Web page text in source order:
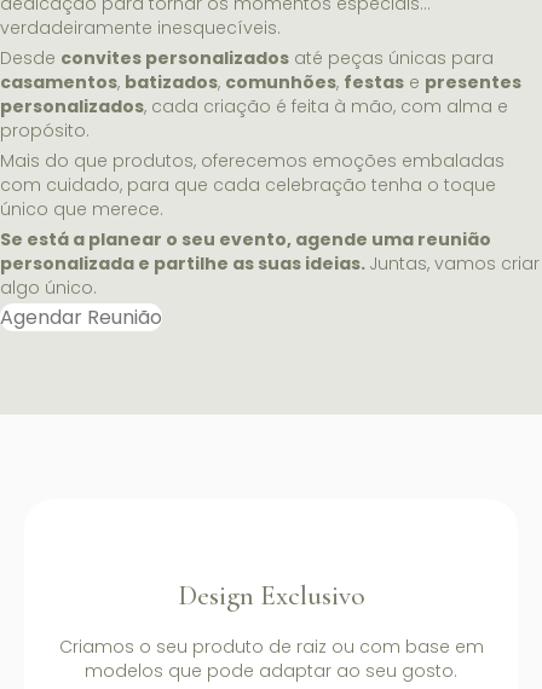
verdadeiramente inesquecíveis.
Desde convites personalizados até peças únicas para
casamentos, batizados, comunhões, festas e presentes
personalizados, cada criação é feita à mão, com alma e
propósito.
Mais do que produtos, oferecemos emoções embaladas
com cuidado, para que cada celebração tenha o toque
único que merece.
Se está a planear o seu evento, agende uma reunião
personalizada e partilhe as suas ideias. Juntas, vamos criar
algo único.
Agendar Reunião
Design Exclusivo
Criamos o seu produto de raiz ou com base em
modelos que pode adaptar ao seu gosto.